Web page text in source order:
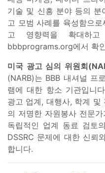
기술 및 신흥 분야 등의 분
고 모범 사례를 육성함으
고 영향력을 확대하
bbbprograms.org에서 확
미국 광고 심의 위원회
(NARB)는 BBB 내셔널 프
램에 대한 항소 기관입니
광고 업계, 대행사, 학계
의 저명한 자원봉사 전문
독립적인 업계 동료 검토
DSSRC 문제에 대한 신뢰
합니다.